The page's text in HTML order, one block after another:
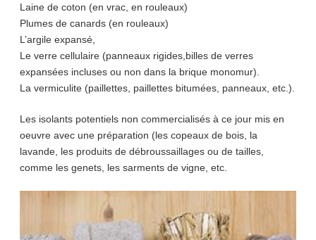
Laine de coton (en vrac, en rouleaux)
Plumes de canards (en rouleaux)
L’argile expansé,
Le verre cellulaire (panneaux rigides,billes de verres
expansées incluses ou non dans la brique monomur).
La vermiculite (paillettes, paillettes bitumées, panneaux, etc.).
Les isolants potentiels non commercialisés à ce jour mis en
oeuvre avec une préparation (les copeaux de bois, la
lavande, les produits de débroussaillages ou de tailles,
comme les genets, les sarments de vigne, etc.